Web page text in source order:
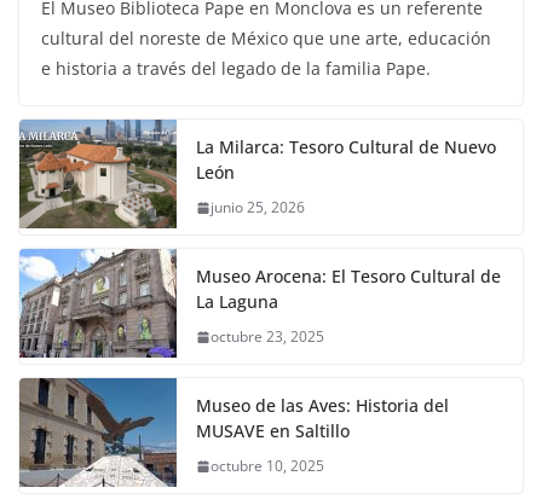
El Museo Biblioteca Pape en Monclova es un referente
cultural del noreste de México que une arte, educación
e historia a través del legado de la familia Pape.
La Milarca: Tesoro Cultural de Nuevo
León
junio 25, 2026
Museo Arocena: El Tesoro Cultural de
La Laguna
octubre 23, 2025
Museo de las Aves: Historia del
MUSAVE en Saltillo
octubre 10, 2025